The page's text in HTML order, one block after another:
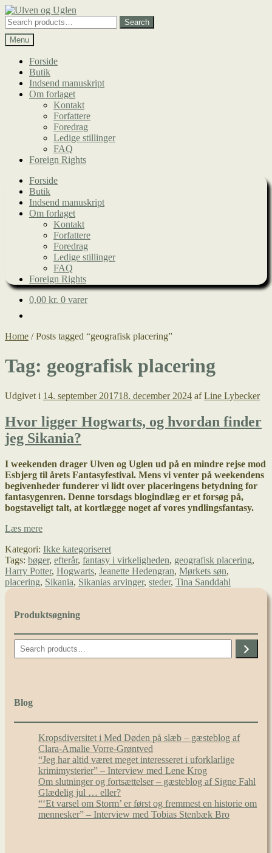
Spring
til
navigation
Spring
til
indhold
Search
for:
Search
Menu
Forside
Butik
Indsend manuskript
Om forlaget
Kontakt
Forfattere
Foredrag
Ledige stillinger
FAQ
Foreign Rights
Forside
Butik
Indsend manuskript
Om forlaget
Kontakt
Forfattere
Foredrag
Ledige stillinger
FAQ
Foreign Rights
0,00 kr. 0 varer
Home /Posts tagged “geografisk placering”
Tag: geografisk placering
Udgivet i 14. september 201718. december 2024 afLine Lybecker
Hvor ligger Hogwarts, og hvordan finder
jeg Sikania?
I weekenden drager Ulven og Uglen ud på en mindre rejse mod
Esbjerg til årets Fantasyfestival. Mens vi venter på weekendens
begivenheder funderer vi lidt over placeringens betydning for
fantasygenren. Denne torsdags blogindlæg er et forsøg på,
bogstaveligt talt, at kortlægge noget af vores yndlingsfantasy.
Læs mereHvor
Hogwarts,
og
hvordan
finder
Kategori: Ikke kategoriseret
Tags: bøger, efterår, fantasy i virkeligheden, geografisk placering,
Harry Potter, Hogwarts, Jeanette Hedengran, Mørkets søn,
placering, Sikania, Sikanias arvinger, steder, Tina Sanddahl
Produktsøgning
Search
Blog
Kropsdiversitet i Med Døden på slæb – gæsteblog af
Clara-Amalie Vorre-Grøntved
“Jeg har altid været meget interesseret i uforklarlige
krimimysterier” – Interview med Lene Krog
Om slutninger og fortsættelser – gæsteblog af Signe Fahl
Glædelig jul … eller?
“‘Et varsel om Storm’ er først og fremmest en historie om
mennesker” – Interview med Tobias Stenbæk Bro